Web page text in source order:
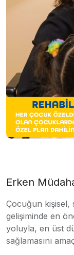
Erken
Çocuğun kişisel,
gelişiminde en
yoluyla, en üst
sağlamasını